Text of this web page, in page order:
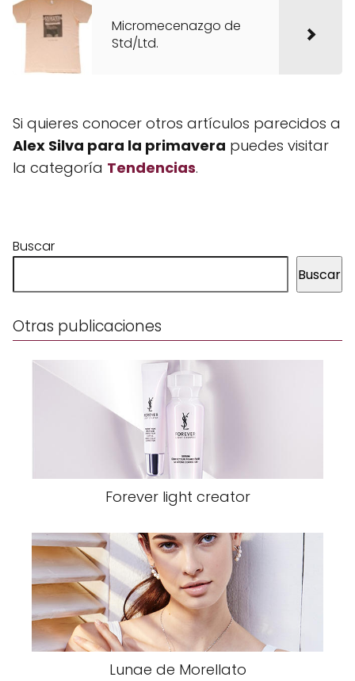
Micromecenazgo de
Std/Ltd.
Si quieres conocer otros artículos parecidos a
Alex Silva para la primavera puedes visitar
la categoría Tendencias.
Buscar
Buscar
Otras publicaciones
Forever light creator
Lunae de Morellato